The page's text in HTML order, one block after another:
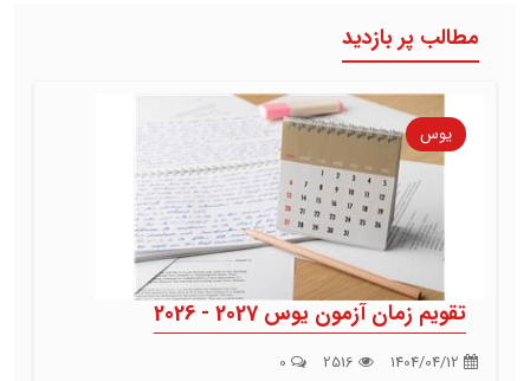
مطالب پر بازدید
یوس
تقویم زمان آزمون یوس 2027 - 2026